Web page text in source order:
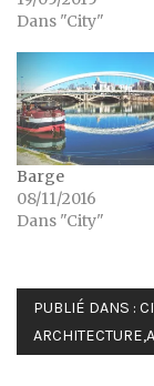
Dans "City"
Barge
08/11/2016
Dans "City"
PUBLIÉ DANS :
ARCHITECTURE,